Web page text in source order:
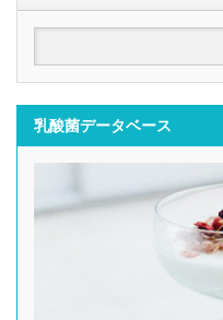
乳酸菌データベース